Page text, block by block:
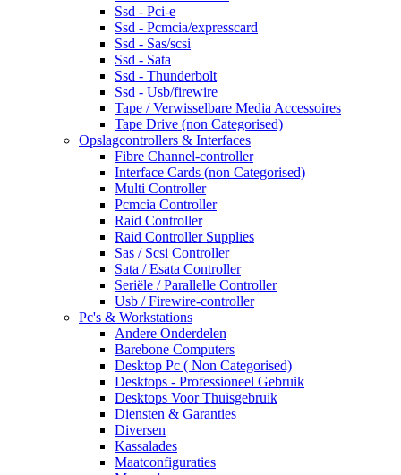
Ssd - Pci-e
Ssd - Pcmcia/expresscard
Ssd - Sas/scsi
Ssd - Sata
Ssd - Thunderbolt
Ssd - Usb/firewire
Tape / Verwisselbare Media Accessoires
Tape Drive (non Categorised)
Opslagcontrollers & Interfaces
Fibre Channel-controller
Interface Cards (non Categorised)
Multi Controller
Pcmcia Controller
Raid Controller
Raid Controller Supplies
Sas / Scsi Controller
Sata / Esata Controller
Seriële / Parallelle Controller
Usb / Firewire-controller
Pc's & Workstations
Andere Onderdelen
Barebone Computers
Desktop Pc ( Non Categorised)
Desktops - Professioneel Gebruik
Desktops Voor Thuisgebruik
Diensten & Garanties
Diversen
Kassalades
Maatconfiguraties